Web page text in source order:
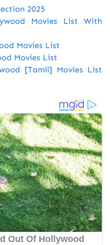
2025
Movies List With
Movies List
Movies List
[Tamil] Movies List